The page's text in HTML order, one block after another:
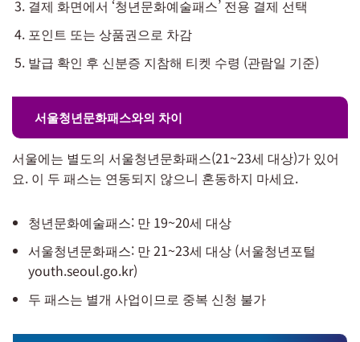
결제 화면에서 ‘청년문화예술패스’ 전용 결제 선택
포인트 또는 상품권으로 차감
발급 확인 후 신분증 지참해 티켓 수령 (관람일 기준)
서울청년문화패스와의 차이
서울에는 별도의 서울청년문화패스(21~23세 대상)가 있어
요. 이 두 패스는 연동되지 않으니 혼동하지 마세요.
청년문화예술패스: 만 19~20세 대상
서울청년문화패스: 만 21~23세 대상 (서울청년포털
youth.seoul.go.kr)
두 패스는 별개 사업이므로 중복 신청 불가